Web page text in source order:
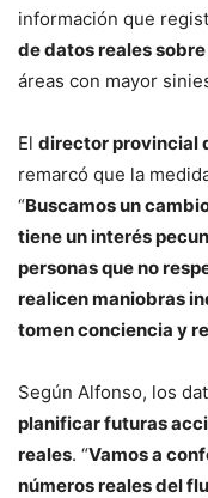
información que
de datos reales
áreas con mayor
El director provincial
remarcó que la
“Buscamos un
tiene un interés
personas que no
realicen maniobras
tomen conciencia y
Según Alfonso, los
planificar futuras
reales. “Vamos a
números reales del